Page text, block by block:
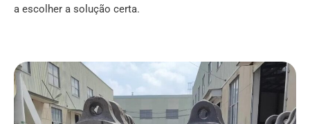
a escolher a solução certa.